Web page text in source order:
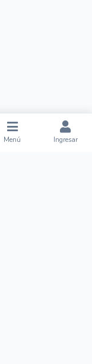
Menú Ingresar